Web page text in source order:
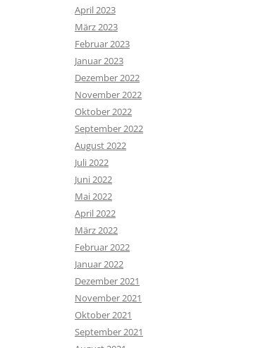
April 2023
März 2023
Februar 2023
Januar 2023
Dezember 2022
November 2022
Oktober 2022
September 2022
August 2022
Juli 2022
Juni 2022
Mai 2022
April 2022
März 2022
Februar 2022
Januar 2022
Dezember 2021
November 2021
Oktober 2021
September 2021